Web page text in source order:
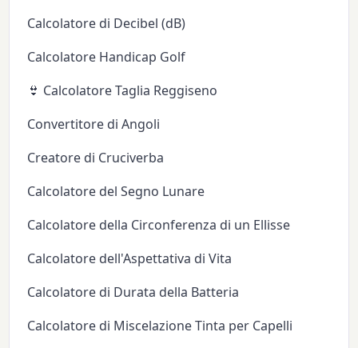
Calcolatore di Decibel (dB)
Calcolatore Handicap Golf
👙 Calcolatore Taglia Reggiseno
Convertitore di Angoli
Creatore di Cruciverba
Calcolatore del Segno Lunare
Calcolatore della Circonferenza di un Ellisse
Calcolatore dell'Aspettativa di Vita
Calcolatore di Durata della Batteria
Calcolatore di Miscelazione Tinta per Capelli